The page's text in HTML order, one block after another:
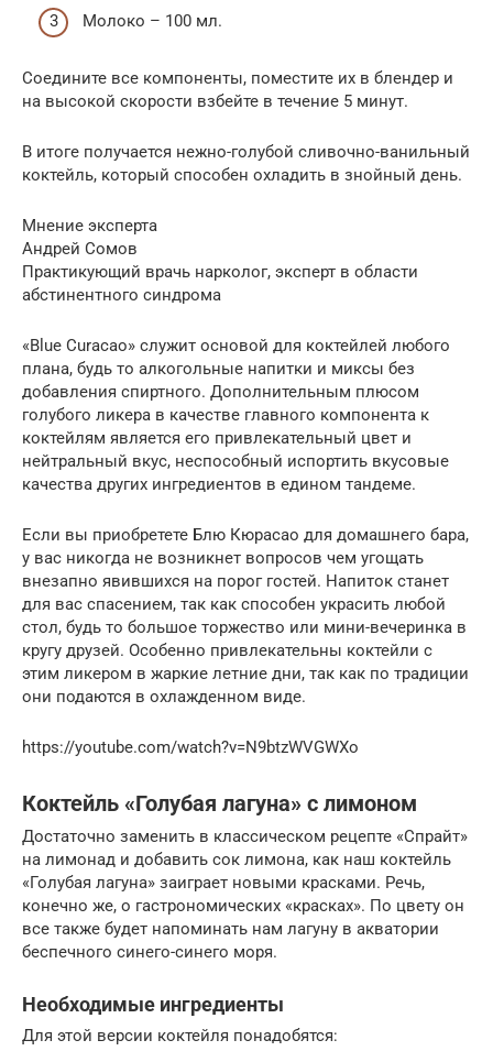
Молоко – 100 мл.
Соедините все компоненты, поместите их в блендер и
на высокой скорости взбейте в течение 5 минут.
В итоге получается нежно-голубой сливочно-ванильный
коктейль, который способен охладить в знойный день.
Мнение эксперта
Андрей Сомов
Практикующий врачь нарколог, эксперт в области
абстинентного синдрома
«Blue Curacao» служит основой для коктейлей любого
плана, будь то алкогольные напитки и миксы без
добавления спиртного. Дополнительным плюсом
голубого ликера в качестве главного компонента к
коктейлям является его привлекательный цвет и
нейтральный вкус, неспособный испортить вкусовые
качества других ингредиентов в едином тандеме.
Если вы приобретете Блю Кюрасао для домашнего бара,
у вас никогда не возникнет вопросов чем угощать
внезапно явившихся на порог гостей. Напиток станет
для вас спасением, так как способен украсить любой
стол, будь то большое торжество или мини-вечеринка в
кругу друзей. Особенно привлекательны коктейли с
этим ликером в жаркие летние дни, так как по традиции
они подаются в охлажденном виде.
https://youtube.com/watch?v=N9btzWVGWXo
Коктейль «Голубая лагуна» с лимоном
Достаточно заменить в классическом рецепте «Спрайт»
на лимонад и добавить сок лимона, как наш коктейль
«Голубая лагуна» заиграет новыми красками. Речь,
конечно же, о гастрономических «красках». По цвету он
все также будет напоминать нам лагуну в акватории
беспечного синего-синего моря.
Необходимые ингредиенты
Для этой версии коктейля понадобятся: